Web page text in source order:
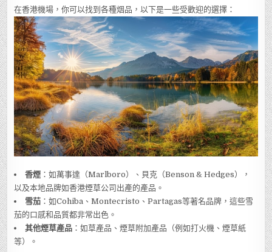
在香港機場，你可以找到各種烟品，以下是一些受歡迎的選擇：
香煙 ：如萬事達（Marlboro）、貝克（Benson & Hedges），
以及本地品牌如香港煙草公司出產的產品。
雪茄 ：如Cohiba、Montecristo、Partagas等著名品牌，這些雪
茄的口感和品質都非常出色。
其他煙草產品 ：如草產品、煙草附加產品（例如打火機、煙草紙
等）。